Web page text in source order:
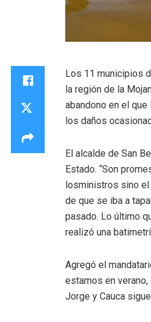
Los 11 municipios
la región de la
abandono en el
los daños
El alcalde de San
Estado. “Son
losministros sino el
de que se iba a
pasado. Lo último
realizó una
Agregó el
estamos en
Jorge y Cauca